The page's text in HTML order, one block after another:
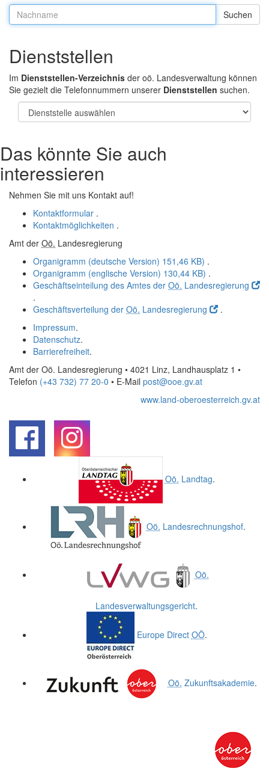
Nachname:
Dienststellen
Im Dienststellen-Verzeichnis der oö. Landesverwaltung können
Sie gezielt die Telefonnummern unserer Dienststellen suchen.
Das könnte Sie auch
interessieren
Nehmen Sie mit uns Kontakt auf!
Kontaktformular .
Kontaktmöglichkeiten .
Amt der Oö. Landesregierung
Organigramm (deutsche Version) 151,46 KB) .
Organigramm (englische Version) 130,44 KB) .
Geschäftseinteilung des Amtes der Oö. Landesregierung
.
Geschäftsverteilung der Oö. Landesregierung
.
Impressum.
Datenschutz.
Barrierefreiheit.
Amt der Oö. Landesregierung • 4021 Linz, Landhausplatz 1 •
Telefon (+43 732) 77 20-0 • E-Mail post@ooe.gv.at
www.land-oberoesterreich.gv.at
Oö. Landtag.
Oö. Landesrechnungshof.
Oö.
Landesverwaltungsgericht.
Europe Direct OÖ.
Oö. Zukunftsakademie.